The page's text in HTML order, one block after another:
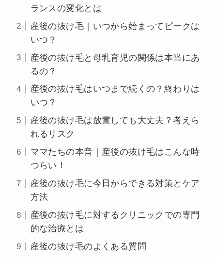
ランスの変化とは
産後の抜け毛｜いつから始まってピークは
いつ？
産後の抜け毛と母乳育児の関係は本当にあ
るの？
産後の抜け毛はいつまで続くの？終わりは
いつ？
産後の抜け毛は放置しても大丈夫？考えら
れるリスク
ママたちの本音｜産後の抜け毛はこんな時
つらい！
産後の抜け毛に今日からできる対策とケア
方法
産後の抜け毛に対するクリニックでの専門
的な治療とは
産後の抜け毛のよくある質問